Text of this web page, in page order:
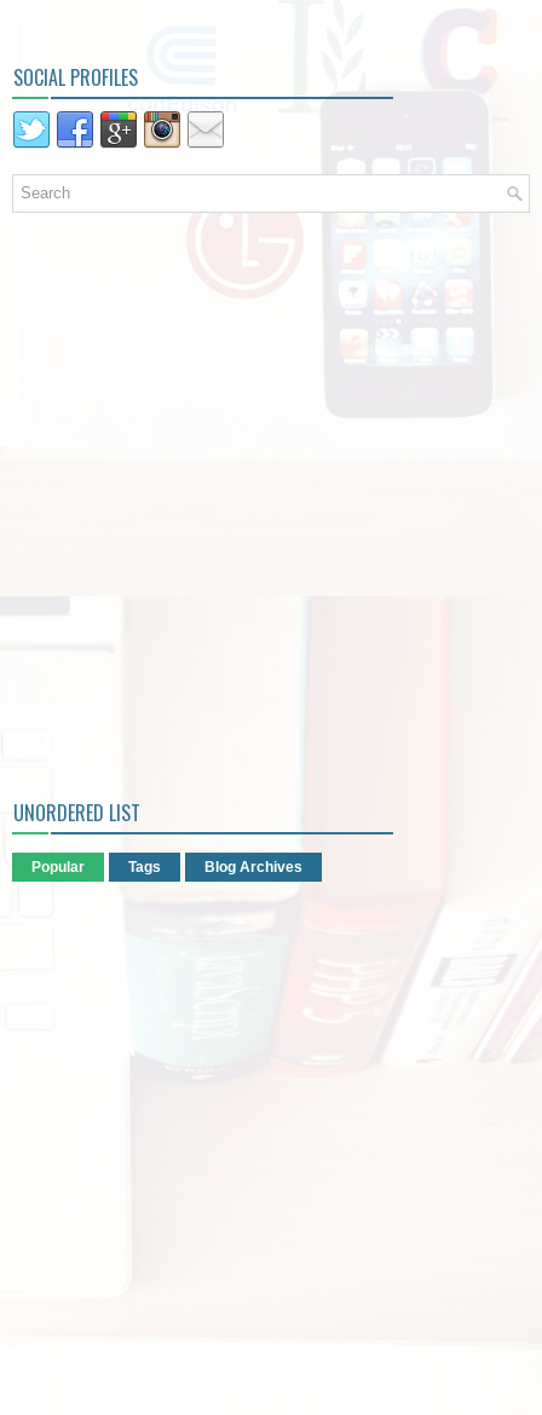
SOCIAL PROFILES
UNORDERED LIST
Popular Tags Blog Archives